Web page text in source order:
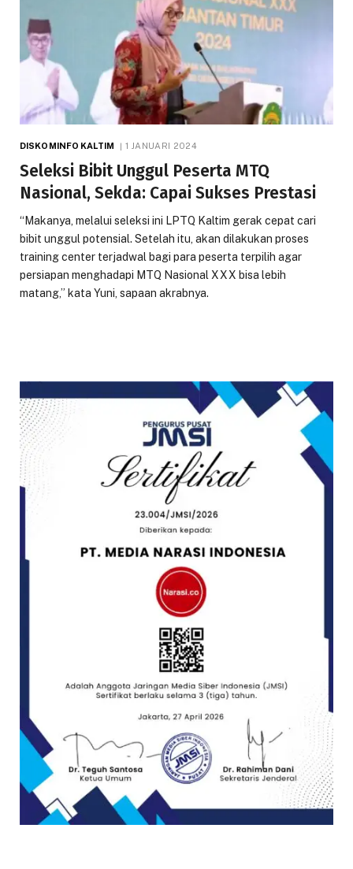
DISKOMINFO KALTIM 1 JANUARI 2024
Seleksi Bibit Unggul Peserta MTQ
Nasional, Sekda: Capai Sukses Prestasi
“Makanya, melalui seleksi ini LPTQ Kaltim gerak cepat cari
bibit unggul potensial. Setelah itu, akan dilakukan proses
training center terjadwal bagi para peserta terpilih agar
persiapan menghadapi MTQ Nasional XXX bisa lebih
matang,” kata Yuni, sapaan akrabnya.